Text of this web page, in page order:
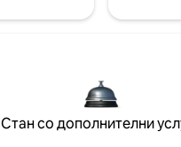
Стан со дополнителни